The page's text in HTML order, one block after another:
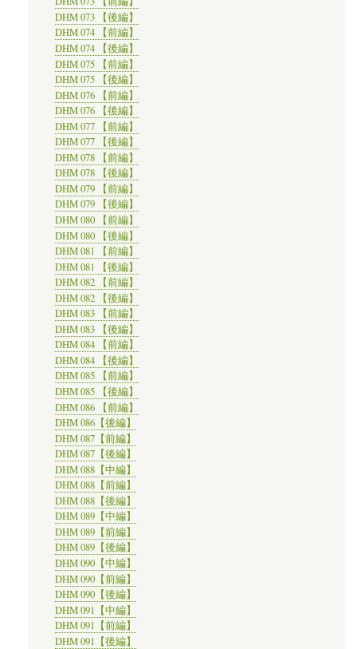
DHM 073 【後編】
DHM 074 【前編】
DHM 074 【後編】
DHM 075 【前編】
DHM 075 【後編】
DHM 076 【前編】
DHM 076 【後編】
DHM 077 【前編】
DHM 077 【後編】
DHM 078 【前編】
DHM 078 【後編】
DHM 079 【前編】
DHM 079 【後編】
DHM 080 【前編】
DHM 080 【後編】
DHM 081 【前編】
DHM 081 【後編】
DHM 082 【前編】
DHM 082 【後編】
DHM 083 【前編】
DHM 083 【後編】
DHM 084 【前編】
DHM 084 【後編】
DHM 085 【前編】
DHM 085 【後編】
DHM 086 【前編】
DHM 086【後編】
DHM 087【前編】
DHM 087【後編】
DHM 088【中編】
DHM 088【前編】
DHM 088【後編】
DHM 089【中編】
DHM 089【前編】
DHM 089【後編】
DHM 090【中編】
DHM 090【前編】
DHM 090【後編】
DHM 091【中編】
DHM 091【前編】
DHM 091【後編】